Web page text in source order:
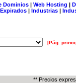
Dominios| Web Hosting |
| Industrias |
[Pág.
** Precios